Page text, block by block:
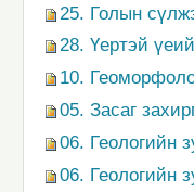
25. Голын
28. Үертэй
10.
05. Засаг
06. Геологийн
06. Геологийн